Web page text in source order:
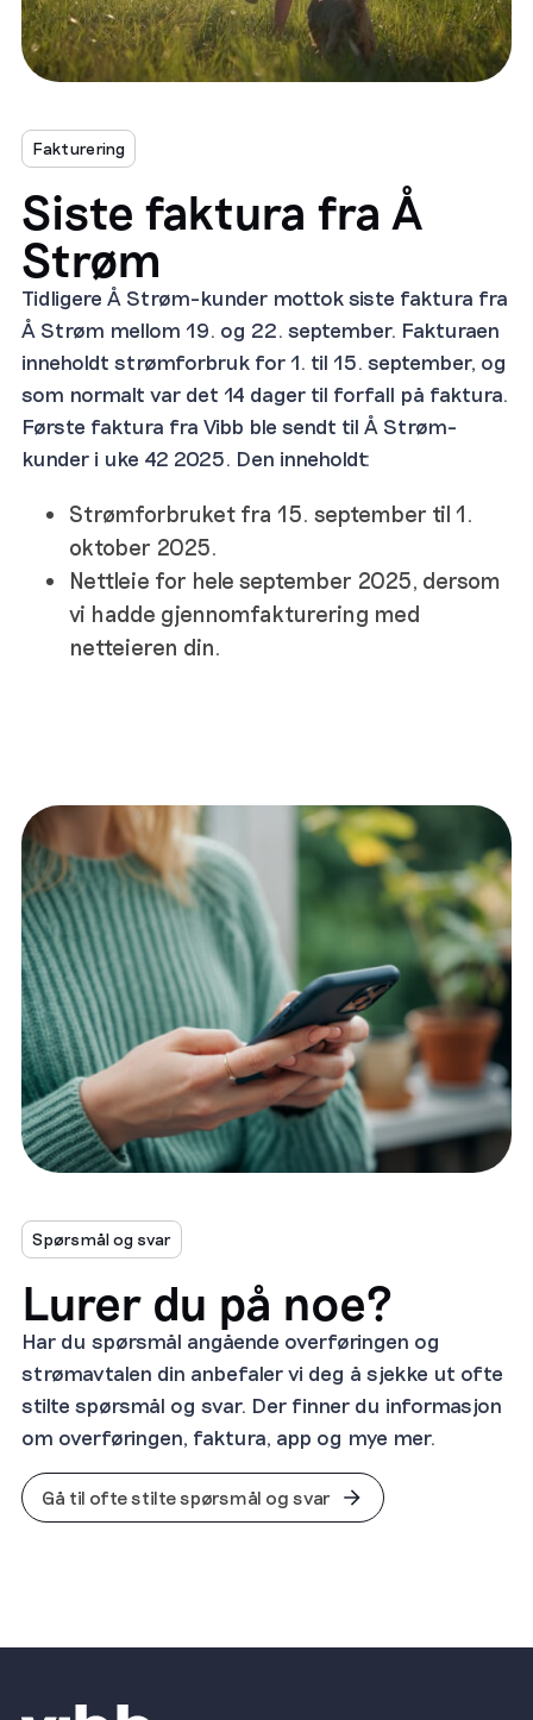
Fakturering
Siste faktura fra Å
Strøm
Tidligere Å Strøm-kunder mottok siste faktura fra
Å Strøm mellom 19. og 22. september. Fakturaen
inneholdt strømforbruk for 1. til 15. september, og
som normalt var det 14 dager til forfall på faktura.
Første faktura fra Vibb ble sendt til Å Strøm-
kunder i uke 42 2025. Den inneholdt:
Strømforbruket fra 15. september til 1.
oktober 2025.
Nettleie for hele september 2025, dersom
vi hadde gjennomfakturering med
netteieren din.
Spørsmål og svar
Lurer du på noe?
Har du spørsmål angående overføringen og
strømavtalen din anbefaler vi deg å sjekke ut ofte
stilte spørsmål og svar. Der finner du informasjon
om overføringen, faktura, app og mye mer.
Gå til ofte stilte spørsmål og svar